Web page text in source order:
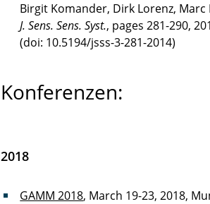
Birgit Komander, Dirk Lorenz, Marc
J. Sens. Sens. Syst., pages 281-290,
(doi: 10.5194/jsss-3-281-2014)
Konferenzen:
2018
GAMM 2018, March 19-23, 2018,